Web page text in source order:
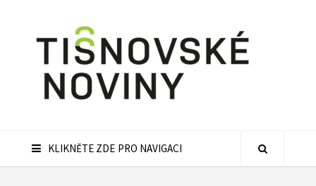
KLIKNĚTE ZDE PRO NAVIGACI